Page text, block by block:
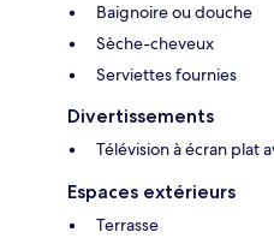
Baignoire ou douche
Sèche-cheveux
Serviettes fournies
Divertissements
Télévision à écran plat
Espaces extérieurs
Terrasse